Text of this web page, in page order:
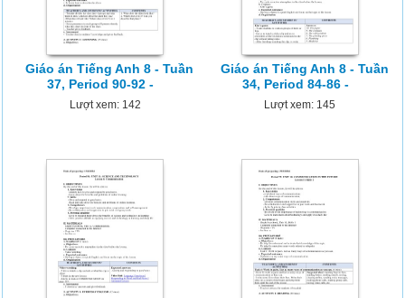
Giáo án Tiếng Anh 8 - Tuần
37, Period 90-92 -
Lượt xem: 142
Giáo án Tiếng Anh 8 - Tuần
34, Period 84-86 -
Lượt xem: 145